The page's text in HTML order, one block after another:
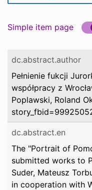
Simple item page
dc.abstract.author
Pełnienie fukcji
współpracy z
Poplawski, Roland
dc.abstract.en
The "Portrait of
submitted works to
Suder, Mateusz
in cooperation with